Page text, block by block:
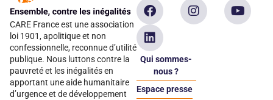
CARE France est une association
loi 1901, apolitique et non
confessionnelle, reconnue d’utilité
publique. Nous luttons contre la
pauvreté et les inégalités en
apportant une aide humanitaire
d’urgence et de développement
Qui sommes-
nous ?
Espace presse